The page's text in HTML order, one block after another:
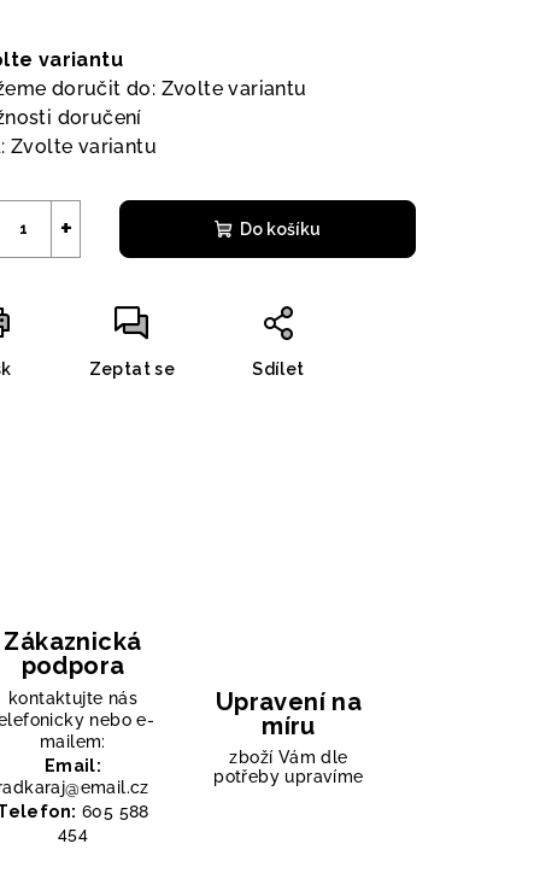
variantu
doručit do: Zvolte variantu
doručení
Zvolte variantu
+ Do košíku
Zeptat se Sdílet
Zákaznická
podpora
kontaktujte nás
nebo e-
mailem:
Email:
605 588
454
Upravení na
míru
zboží Vám dle
potřeby upravíme